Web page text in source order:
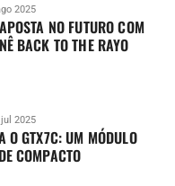
2025
NO FUTURO COM
BACK TO THE RAYO
jul 2025
O GTX7C: UM MÓDULO
COMPACTO